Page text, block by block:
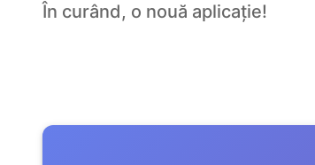
În curând, o nouă aplicație!